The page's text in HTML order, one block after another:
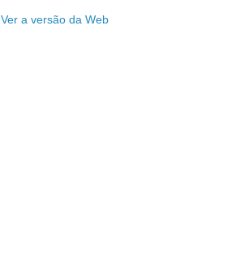
Ver a versão da Web